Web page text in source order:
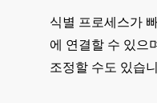
식별 프로세스가
에 연결할 수 있으
조정할 수도 있습